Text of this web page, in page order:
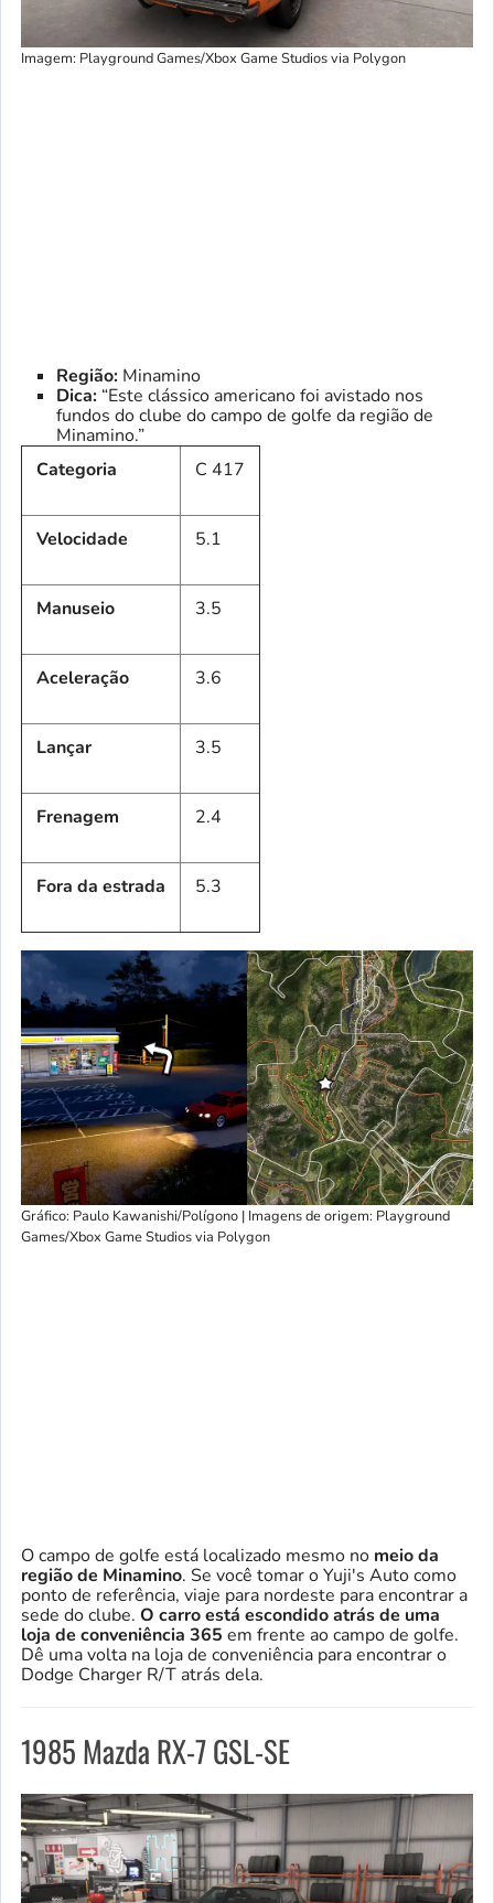
Imagem: Playground Games/Xbox Game Studios via Polygon
Região: Minamino
Dica: “Este clássico americano foi avistado nos
fundos do clube do campo de golfe da região de
Minamino.”
Categoria
C 417
Velocidade 5.1
Manuseio 3.5
Aceleração 3.6
Lançar 3.5
Frenagem 2.4
Fora da estrada 5.3
Gráfico: Paulo Kawanishi/Polígono | Imagens de origem: Playground
Games/Xbox Game Studios via Polygon
O campo de golfe está localizado mesmo no meio da
região de Minamino. Se você tomar o Yuji's Auto como
ponto de referência, viaje para nordeste para encontrar a
sede do clube. O carro está escondido atrás de uma
loja de conveniência 365 em frente ao campo de golfe.
Dê uma volta na loja de conveniência para encontrar o
Dodge Charger R/T atrás dela.
1985 Mazda RX-7 GSL-SE